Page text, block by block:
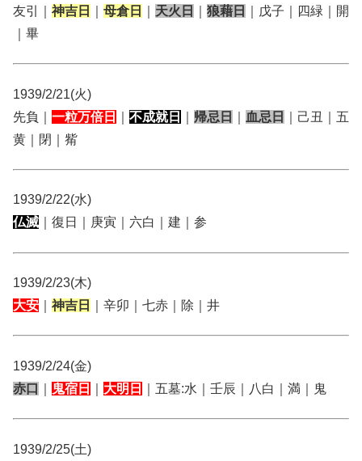
友引｜ 神吉日 母倉日 天火日 狼藉日
｜戊子｜四緑｜開
｜畢
1939/2/21(火)
先負｜ 一粒万倍日 不成就日 帰忌日 血忌日
｜己丑｜五
黄｜閉｜觜
1939/2/22(水)
仏滅 ｜復日｜庚寅｜六白｜建｜参
1939/2/23(木)
大安
神吉日 ｜辛卯｜七赤｜除｜井
1939/2/24(金)
赤口
鬼宿日 大明日 ｜五墓:水｜壬辰｜八白｜満｜鬼
1939/2/25(土)